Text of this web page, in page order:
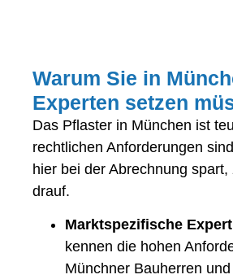
Warum Sie in
Experten setzen
Das Pflaster in München ist
rechtlichen Anforderungen
hier bei der Abrechnung
drauf.
Marktspezifische
kennen die hohen
Münchner Bauherren